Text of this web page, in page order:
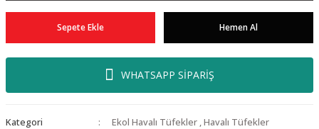
Sepete Ekle Hemen Al
WHATSAPP SİPARİŞ
Kategori Ekol Havalı Tüfekler ,Havalı Tüfekler